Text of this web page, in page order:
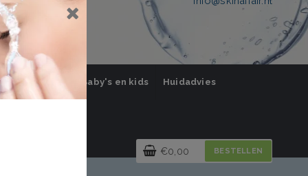
Mannen Baby's en kids Huidadvies
€0,00 BESTELLEN